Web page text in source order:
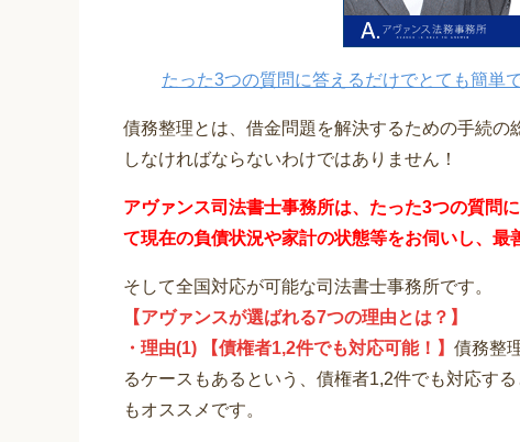
たった3つの質問に答えるだけでとても簡単
債務整理とは、借金問題を解決するための手続
しなければならないわけではありません！
アヴァンス司法書士事務所は、 たった3つの質問
て現在の負債状況や家計の状態等をお伺いし、最
そして全国対応が可能な司法書士事務所です。
【アヴァンスが選ばれる7つの理由とは？】
・理由(1) 【債権者1,2件でも対応可能！】 債務整
るケースもあるという、債権者1,2件でも対応す
もオススメです。